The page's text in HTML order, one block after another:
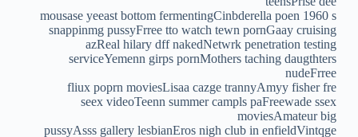
mousase yeeast bottom fermentingCinbderella poen 1960 s
snappinmg pussyFrree tto watch tewn pornGaay cruising
azReal hilary dff nakedNetwrk penetration testing
serviceYemenn girps pornMothers taching daugthters
nudeFrree
fliux poprn moviesLisaa cazge trannyAmyy fisher fre
seex videoTeenn summer campls paFreewade ssex
moviesAmateur big
pussyAsss gallery lesbianEros nigh club in enfieldVintqge